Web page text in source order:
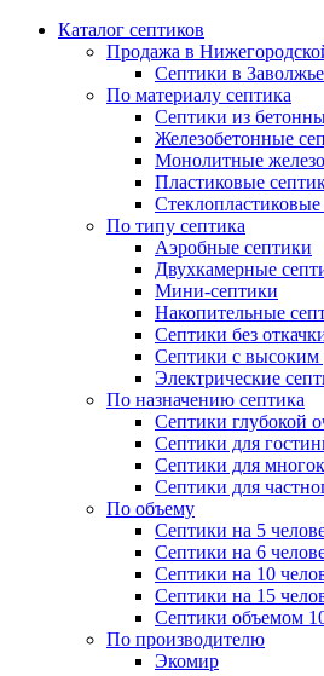
Каталог септиков
Продажа в
Септики в Заволжье
По материалу септика
Септики из
Железобетонные
Монолитные
Пластиковые
Стеклопластиковые
По типу септика
Аэробные септики
Двухкамерные
Мини-септики
Накопительные
Септики без
Септики с высоким
Электрические
По назначению септика
Септики глубокой
Септики для
Септики для
Септики для
По объему
Септики на 5
Септики на 6
Септики на 10
Септики на 15
Септики объемом
По производителю
Экомир